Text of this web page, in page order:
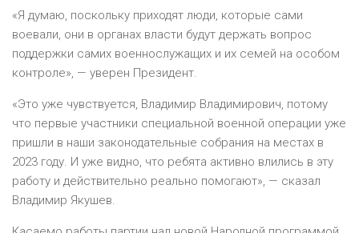
«Я думаю, поскольку приходят люди, которые сами
воевали, они в органах власти будут держать вопрос
поддержки самих военнослужащих и их семей на особом
контроле», — уверен Президент.
«Это уже чувствуется, Владимир Владимирович, потому
что первые участники специальной военной операции уже
пришли в наши законодательные собрания на местах в
2023 году. И уже видно, что ребята активно влились в эту
работу и действительно реально помогают», — сказал
Владимир Якушев.